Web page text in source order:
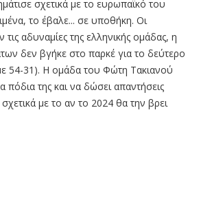
σχετικά με το ευρωπαϊκό του
το έβαλε... σε υποθήκη. Οι
αδυναμίες της ελληνικής ομάδας, η
δεν βγήκε στο παρκέ για το δεύτερο
54-31). Η ομάδα του Φώτη Τακιανού
πόδια της και να δώσει απαντήσεις
με το αν το 2024 θα την βρει